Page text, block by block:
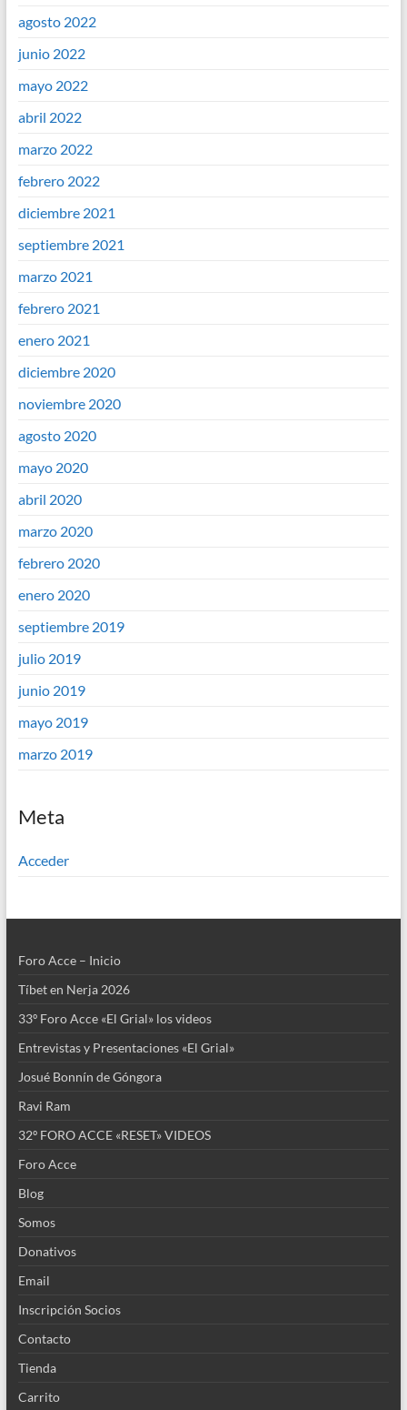
agosto 2022
junio 2022
mayo 2022
abril 2022
marzo 2022
febrero 2022
diciembre 2021
septiembre 2021
marzo 2021
febrero 2021
enero 2021
diciembre 2020
noviembre 2020
agosto 2020
mayo 2020
abril 2020
marzo 2020
febrero 2020
enero 2020
septiembre 2019
julio 2019
junio 2019
mayo 2019
marzo 2019
Meta
Acceder
Foro Acce – Inicio
Tíbet en Nerja 2026
33º Foro Acce «El Grial» los videos
Entrevistas y Presentaciones «El Grial»
Josué Bonnín de Góngora
Ravi Ram
32º FORO ACCE «RESET» VIDEOS
Foro Acce
Blog
Somos
Donativos
Email
Inscripción Socios
Contacto
Tienda
Carrito